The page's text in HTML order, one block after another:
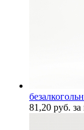
81,20 руб. за